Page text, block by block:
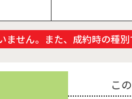
せん。また、成約時の種別
こ